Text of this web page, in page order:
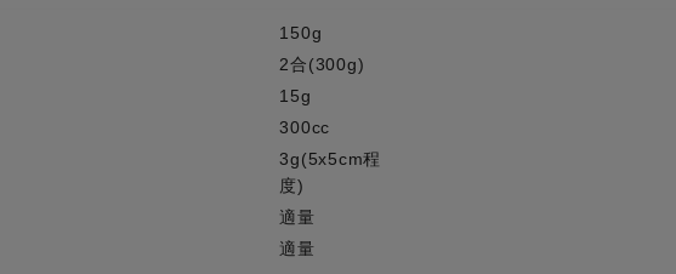
150g
2合(300g)
15g
300cc
3g(5x5cm程
度)
適量
適量